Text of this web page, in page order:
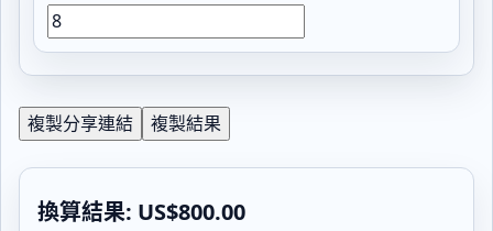
複製分享連結 複製結果
換算結果: US$800.00